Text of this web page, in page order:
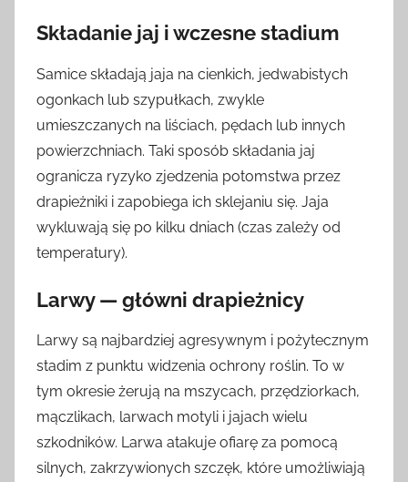
Składanie jaj i wczesne stadium
Samice składają jaja na cienkich, jedwabistych
ogonkach lub szypułkach, zwykle
umieszczanych na liściach, pędach lub innych
powierzchniach. Taki sposób składania jaj
ogranicza ryzyko zjedzenia potomstwa przez
drapieżniki i zapobiega ich sklejaniu się. Jaja
wykluwają się po kilku dniach (czas zależy od
temperatury).
Larwy — główni drapieżnicy
Larwy są najbardziej agresywnym i pożytecznym
stadim z punktu widzenia ochrony roślin. To w
tym okresie żerują na mszycach, przędziorkach,
mączlikach, larwach motyli i jajach wielu
szkodników. Larwa atakuje ofiarę za pomocą
silnych, zakrzywionych szczęk, które umożliwiają